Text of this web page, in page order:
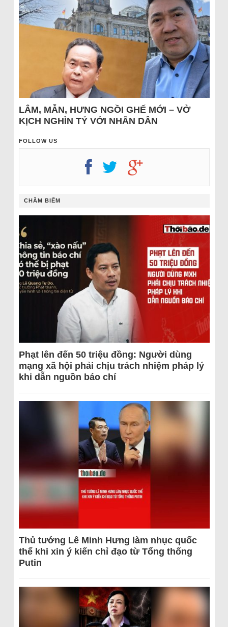
LÂM, MẪN, HƯNG NGỒI GHẾ MỚI – VỞ
KỊCH NGHÌN TỶ VỚI NHÂN DÂN
FOLLOW US
CHÂM BIẾM
Phạt lên đến 50 triệu đồng: Người dùng
mạng xã hội phải chịu trách nhiệm pháp lý
khi dẫn nguồn báo chí
Thủ tướng Lê Minh Hưng làm nhục quốc
thể khi xin ý kiến chỉ đạo từ Tổng thống
Putin